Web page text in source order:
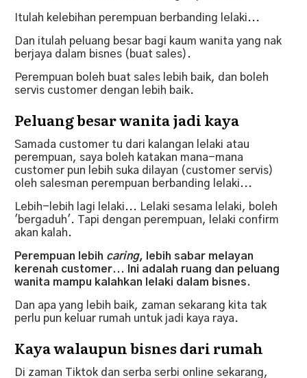
Itulah kelebihan perempuan berbanding lelaki...
Dan itulah peluang besar bagi kaum wanita yang nak
berjaya dalam bisnes (buat sales).
Perempuan boleh buat sales lebih baik, dan boleh
servis customer dengan lebih baik.
Peluang besar wanita jadi kaya
Samada customer tu dari kalangan lelaki atau
perempuan, saya boleh katakan mana-mana
customer pun lebih suka dilayan (customer servis)
oleh salesman perempuan berbanding lelaki...
Lebih-lebih lagi lelaki... Lelaki sesama lelaki, boleh
'bergaduh'. Tapi dengan perempuan, lelaki confirm
akan kalah.
Perempuan lebih caring, lebih sabar melayan
kerenah customer... Ini adalah ruang dan peluang
wanita mampu kalahkan lelaki dalam bisnes.
Dan apa yang lebih baik, zaman sekarang kita tak
perlu pun keluar rumah untuk jadi kaya raya.
Kaya walaupun bisnes dari rumah
Di zaman Tiktok dan serba serbi online sekarang,